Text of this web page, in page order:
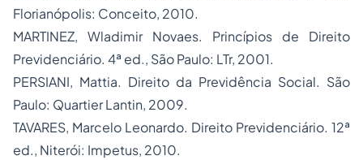
Florianópolis: Conceito, 2010.
MARTINEZ, Wladimir Novaes. Princípios de Direito
Previdenciário. 4ª ed., São Paulo: LTr, 2001.
PERSIANI, Mattia. Direito da Previdência Social. São
Paulo: Quartier Lantin, 2009.
TAVARES, Marcelo Leonardo. Direito Previdenciário. 12ª
ed., Niterói: Impetus, 2010.